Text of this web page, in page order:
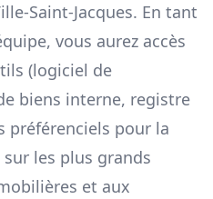
Saint-Jacques. En tant
vous aurez accès
(logiciel de
biens interne, registre
préférenciels pour la
les plus grands
et aux